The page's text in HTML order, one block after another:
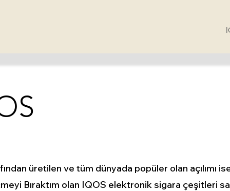
üretilen ve tüm dünyada popüler olan açılımı
Bıraktım olan IQOS elektronik sigara çeşitleri